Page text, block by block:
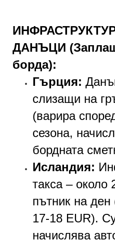
ДАНЪЦИ
борда):
Гърция:
слизащи на
(варира
сезона,
бордната
Исландия:
такса – около
пътник на ден
17-18 EUR).
начислява